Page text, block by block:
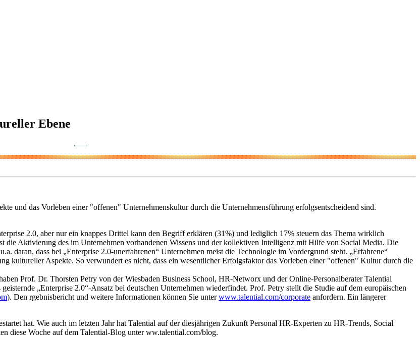
Ebene
und das Vorleben einer "offenen" Unternehmenskultur durch die Unternehmensführung erfolgsentscheidend sind.
2.0, aber nur ein knappes Drittel kann den Begriff erklären (31%) und lediglich 17% steuern das Thema wirklich
die Aktivierung des im Unternehmen vorhandenen Wissens und der kollektiven Intelligenz mit Hilfe von Social Media. Die
daran, dass bei „Enterprise 2.0-unerfahrenen“ Unternehmen meist die Technologie im Vordergrund steht. „Erfahrene“
kultureller Aspekte. So verwundert es nicht, dass ein wesentlicher Erfolgsfaktor das Vorleben einer "offenen" Kultur durch die
Prof. Dr. Thorsten Petry von der Wiesbaden Business School, HR-Networx und der Online-Personalberater Talential
„Enterprise 2.0“-Ansatz bei deutschen Unternehmen wiederfindet. Prof. Petry stellt die Studie auf dem europäischen
). Den rgebnisbericht und weitere Informationen können Sie unterwww.talential.com/corporate anfordern. Ein längerer
hat. Wie auch im letzten Jahr hat Talential auf der diesjährigen Zukunft Personal HR-Experten zu HR-Trends, Social
diese Woche auf dem Talential-Blog unter ww.talential.com/blog.